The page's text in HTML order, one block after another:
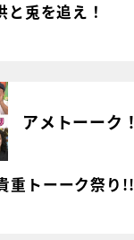
兎を追え！
アメトーーク！
重トーーク祭り!!